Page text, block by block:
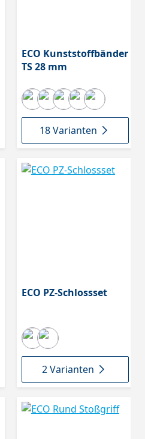
ECO Kunststoffbänder
TS 28 mm
18 Varianten
ECO PZ-Schlossset
2 Varianten